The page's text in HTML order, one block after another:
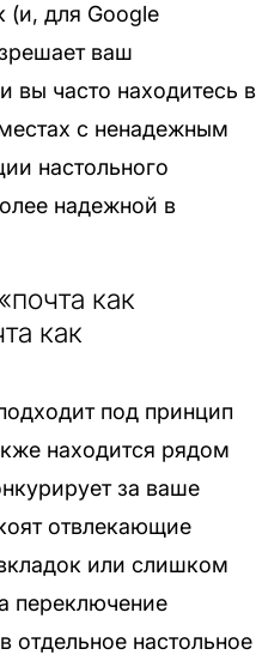
(и, для Google
ваш
вы часто находитесь в
с ненадежным
настольного
надежной в
как
как
под принцип
находится рядом
за ваше
отвлекающие
или слишком
переключение
отдельное настольное